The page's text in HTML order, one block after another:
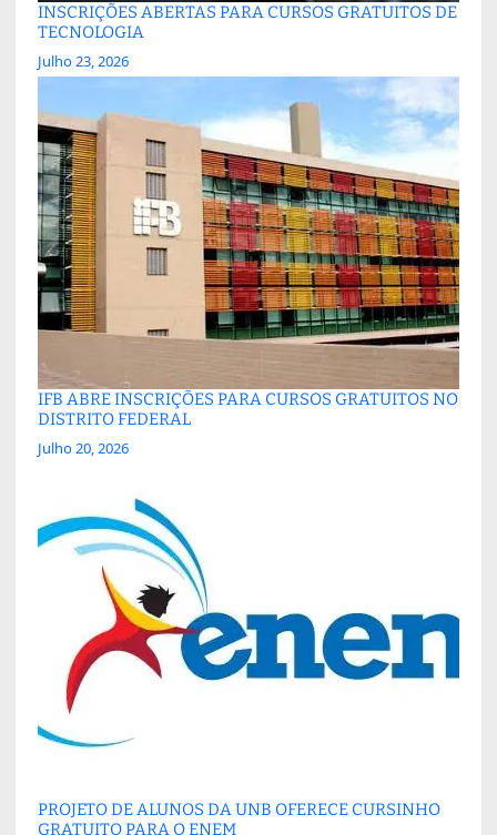
INSCRIÇÕES ABERTAS PARA CURSOS GRATUITOS DE
TECNOLOGIA
Julho 23, 2026
IFB ABRE INSCRIÇÕES PARA CURSOS GRATUITOS NO
DISTRITO FEDERAL
Julho 20, 2026
PROJETO DE ALUNOS DA UNB OFERECE CURSINHO
GRATUITO PARA O ENEM